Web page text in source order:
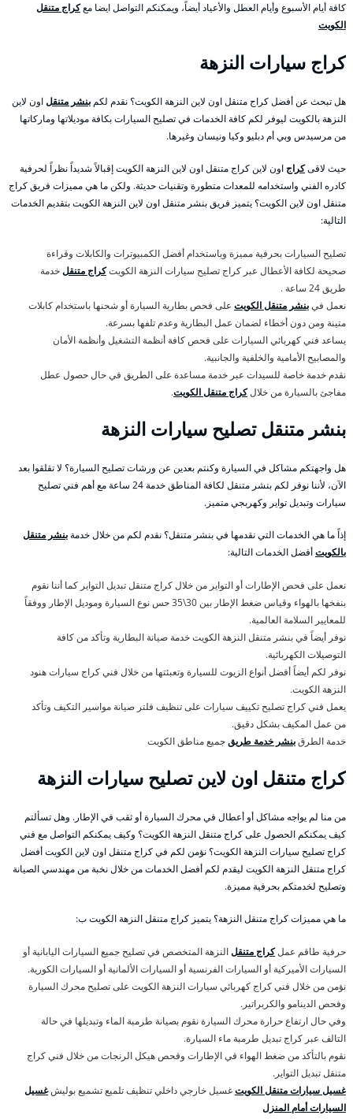
كافة أيام الأسبوع وأيام العطل والأعياد أيضاً، ويمكنكم التواصل ايضا معكراج متنقل
الكويت
كراج سيارات النزهة
هل تبحث عن أفضل كراج متنقل اون لاين النزهة الكويت؟ نقدم لكم بنشر متنقلاون لاين
النزهة بالكويت ليوفر لكم كافة الخدمات في تصليح السيارات بكافة موديلاتها وماركاتها
من مرسيدس وبي أم دبليو وكيا ونيسان وغيرها.
حيث لاقىكراج اون لاين كراج متنقل اون لاين النزهة الكويت إقبالاً شديداً نظراً لحرفية
كادره الفني واستخدامه للمعدات متطورة وتقنيات حديثة. ولكن ما هي مميزات فريق كراج
متنقل اون لاين الكويت؟ يتميز فريق بنشر متنقل اون لاين النزهة الكويت بتقديم الخدمات
التالية:
تصليح السيارات بحرفية مميزة وباستخدام أفضل الكمبيوترات والكابلات وقراءة
صحيحة لكافة الأعطال عبر كراج تصليح سيارات النزهة الكويتكراج متنقلخدمة
طريق 24 ساعة .
نعمل فيبنشر متنقل الكويت على فحص بطارية السيارة أو شحنها باستخدام كابلات
متينة ومن دون أخطاء لضمان عمل البطارية وعدم تلفها بسرعة.
يساعد فني كهربائي السيارات على فحص كافة أنظمة التشغيل وأنظمة الأمان
والمصابيح الأمامية والخلفية والجانبية.
نقدم خدمة خاصة للسيدات عبر خدمة مساعدة على الطريق في حال حصول عطل
مفاجئ بالسيارة من خلالكراج متنقل الكويت.
بنشر متنقل تصليح سيارات النزهة
هل واجهتكم مشاكل في السيارة وكنتم بعدين عن ورشات تصليح السيارة؟ لا تقلقوا بعد
الآن، لأننا نوفر لكم بنشر متنقل لكافة المناطق خدمة 24 ساعة مع أهم فني تصليح
سيارات وتبديل تواير وكهربجي متميز.
إذاً ما هي الخدمات التي نقدمها في بنشر متنقل؟ نقدم لكم من خلال خدمةبنشر متنقل
بالكويتأفضل الخدمات التالية:
نعمل على فحص الإطارات أو التواير من خلال كراج متنقل تبديل التواير كما أننا نقوم
بنفخها بالهواء وقياس ضغط الإطار بين 30\35 حس نوع السيارة وموديل الإطار ووفقاً
للمعايير السلامة العالمية.
نوفر أيضاً في بنشر متنقل النزهة الكويت خدمة صيانة البطارية وتأكد من كافة
التوصيلات الكهربائية.
نوفر لكم أيضاً أفضل أنواع الزيوت للسيارة وتعبئتها من خلال فني كراج سيارات هنود
النزهة الكويت.
يعمل فني كراج تصليح تكييف سيارات على تنظيف فلتر صيانة مواسير التكيف وتأكد
من عمل المكيف بشكل دقيق.
خدمة الطرقبنشر خدمة طريقجميع مناطق الكويت
كراج متنقل اون لاين تصليح سيارات النزهة
من منا لم يواجه مشاكل أو أعطال في محرك السيارة أو ثقب في الإطار. وهل تسألتم
كيف يمكنكم الحصول على كراج متنقل النزهة الكويت؟ وكيف يمكنكم التواصل مع فني
كراج تصليح سيارات النزهة الكويت؟ نؤمن لكم في كراج متنقل اون لاين الكويت أفضل
كراج متنقل النزهة الكويت ليقدم لكم أفضل الخدمات من خلال نخبة من مهندسي الصيانة
وتصليح لخدمتكم بحرفية مميزة.
ما هي مميزات كراج متنقل النزهة؟ يتميز كراج متنقل النزهة الكويت ب:
حرفية طاقم عملكراج متنقلالنزهة المتخصص في تصليح جميع السيارات اليابانية أو
السيارات الأميركية أو السيارات الفرنسية أو السيارات الألمانية أو السيارات الكورية.
نؤمن من خلال فني كراج كهربائي سيارات النزهة الكويت على تصليح محرك السيارة
وفحص الدينامو والكربراتير.
وفي حال ارتفاع حرارة محرك السيارة نقوم بصيانة طرمبة الماء وتبديلها في حالة
التالف عبر كراج تبديل طرمبة ماء السيارة.
نقوم بالتأكد من ضغط الهواء في الإطارات وفحص هيكل الرنجات من خلال فني كراج
متنقل تبديل التواير.
غسيل سيارات متنقل الكويتغسيل خارجي داخلي تنظيف تلميع تشميع بوليشغسيل
السيارات أمام المنزل